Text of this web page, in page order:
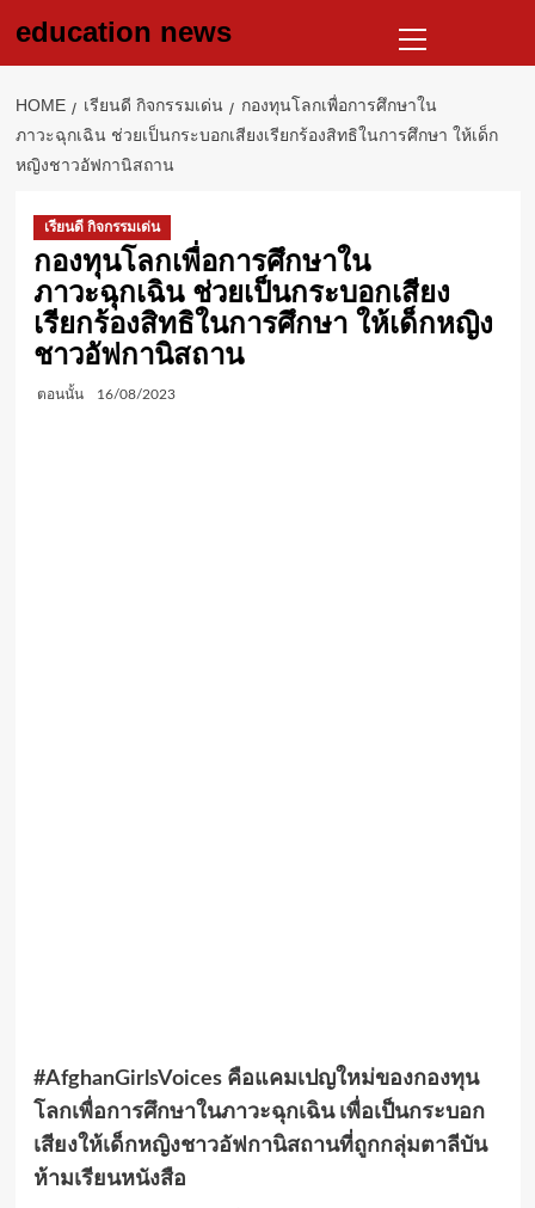
education news
Menu
HOME เรียนดี กิจกรรมเด่น
กองทุนโลกเพื่อการศึกษาใน
ภาวะฉุกเฉิน ช่วยเป็นกระบอกเสียงเรียกร้องสิทธิในการศึกษา ให้เด็ก
หญิงชาวอัฟกานิสถาน
เรียนดี กิจกรรมเด่น
กองทุนโลกเพื่อการศึกษาใน
ภาวะฉุกเฉิน ช่วยเป็นกระบอกเสียง
เรียกร้องสิทธิในการศึกษา ให้เด็กหญิง
ชาวอัฟกานิสถาน
ตอนนั้น 16/08/2023
#AfghanGirlsVoices คือแคมเปญใหม่ของกองทุน
โลกเพื่อการศึกษาในภาวะฉุกเฉิน เพื่อเป็นกระบอก
เสียงให้เด็กหญิงชาวอัฟกานิสถานที่ถูกกลุ่มตาลีบัน
ห้ามเรียนหนังสือ